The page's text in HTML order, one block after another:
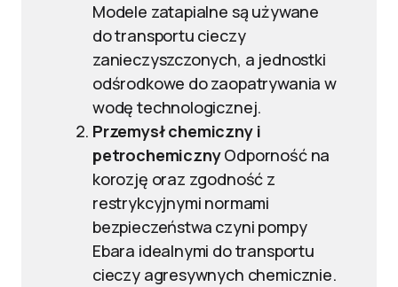
Modele zatapialne są używane
do transportu cieczy
zanieczyszczonych, a jednostki
odśrodkowe do zaopatrywania w
wodę technologicznej.
Przemysł chemiczny i
petrochemicznyOdporność na
korozję oraz zgodność z
restrykcyjnymi normami
bezpieczeństwa czyni pompy
Ebara idealnymi do transportu
cieczy agresywnych chemicznie.